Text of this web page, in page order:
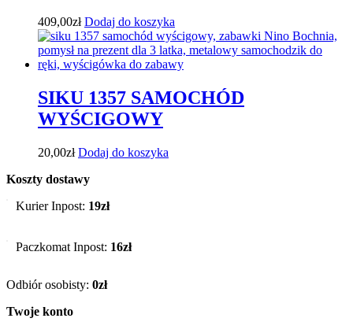
409,00zł Dodaj do koszyka
SIKU 1357 SAMOCHÓD
WYŚCIGOWY
20,00zł Dodaj do koszyka
Koszty dostawy
Kurier Inpost: 19zł
Paczkomat Inpost: 16zł
Odbiór osobisty: 0zł
Twoje konto